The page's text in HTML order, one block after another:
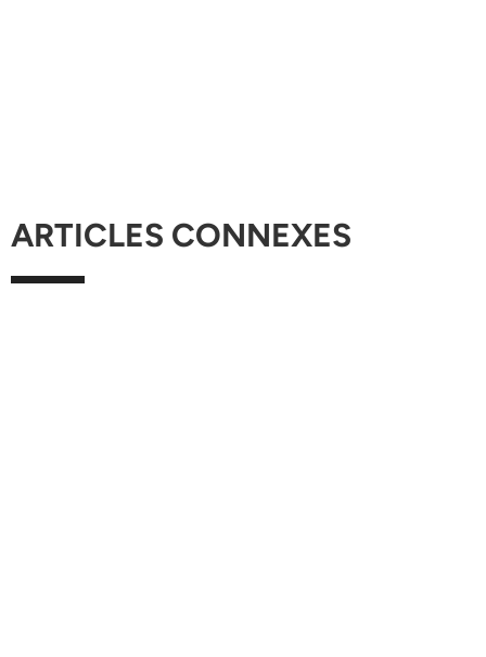
ARTICLES CONNEXES